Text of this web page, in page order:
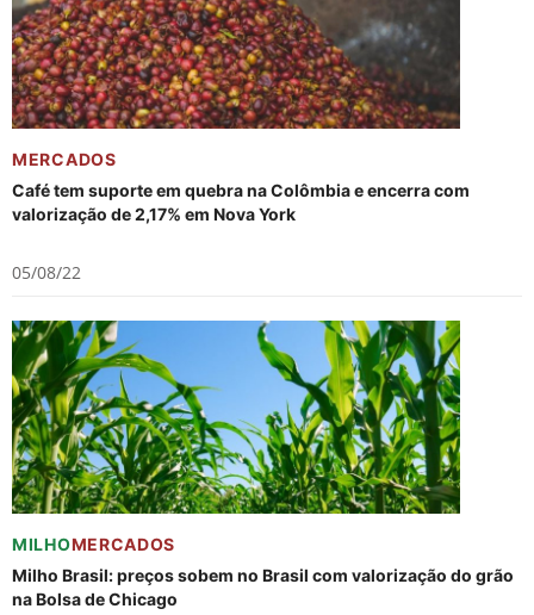
MERCADOS
Café tem suporte em quebra na Colômbia e encerra com
valorização de 2,17% em Nova York
05/08/22
MILHOMERCADOS
Milho Brasil: preços sobem no Brasil com valorização do grão
na Bolsa de Chicago